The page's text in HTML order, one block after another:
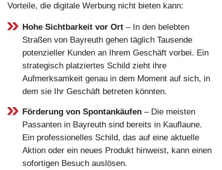
Vorteile, die digitale Werbung nicht bieten kann:
Hohe Sichtbarkeit vor Ort – In den belebten
Straßen von Bayreuth gehen täglich Tausende
potenzieller Kunden an Ihrem Geschäft vorbei. Ein
strategisch platziertes Schild zieht ihre
Aufmerksamkeit genau in dem Moment auf sich, in
dem sie Ihr Geschäft betreten könnten.
Förderung von Spontankäufen – Die meisten
Passanten in Bayreuth sind bereits in Kauflaune.
Ein professionelles Schild, das auf eine aktuelle
Aktion oder ein neues Produkt hinweist, kann einen
sofortigen Besuch auslösen.